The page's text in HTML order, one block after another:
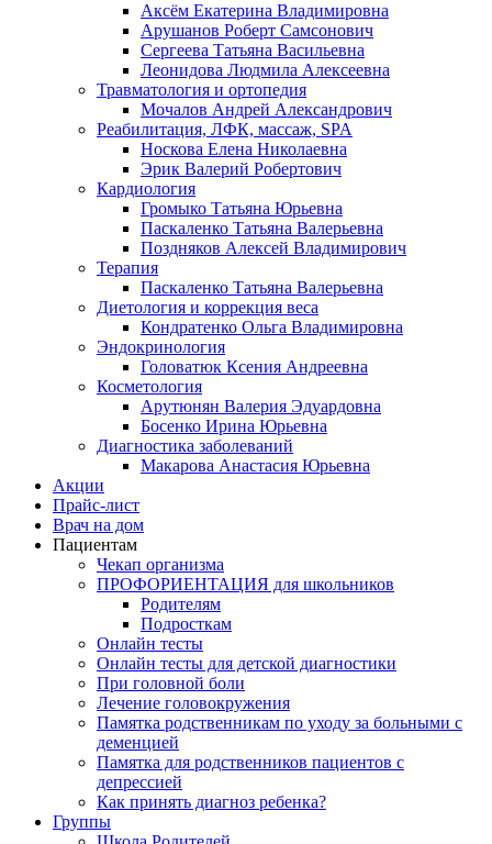
Аксём Екатерина Владимировна
Арушанов Роберт Самсонович
Сергеева Татьяна Васильевна
Леонидова Людмила Алексеевна
Травматология и ортопедия
Мочалов Андрей Александрович
Реабилитация, ЛФК, массаж, SPA
Носкова Елена Николаевна
Эрик Валерий Робертович
Кардиология
Громыко Татьяна Юрьевна
Паскаленко Татьяна Валерьевна
Поздняков Алексей Владимирович
Терапия
Паскаленко Татьяна Валерьевна
Диетология и коррекция веса
Кондратенко Ольга Владимировна
Эндокринология
Головатюк Ксения Андреевна
Косметология
Арутюнян Валерия Эдуардовна
Босенко Ирина Юрьевна
Диагностика заболеваний
Макарова Анастасия Юрьевна
Акции
Прайс-лист
Врач на дом
Пациентам
Чекап организма
ПРОФОРИЕНТАЦИЯ для школьников
Родителям
Подросткам
Онлайн тесты
Онлайн тесты для детской диагностики
При головной боли
Лечение головокружения
Памятка родственникам по уходу за больными с
деменцией
Памятка для родственников пациентов с
депрессией
Как принять диагноз ребенка?
Группы